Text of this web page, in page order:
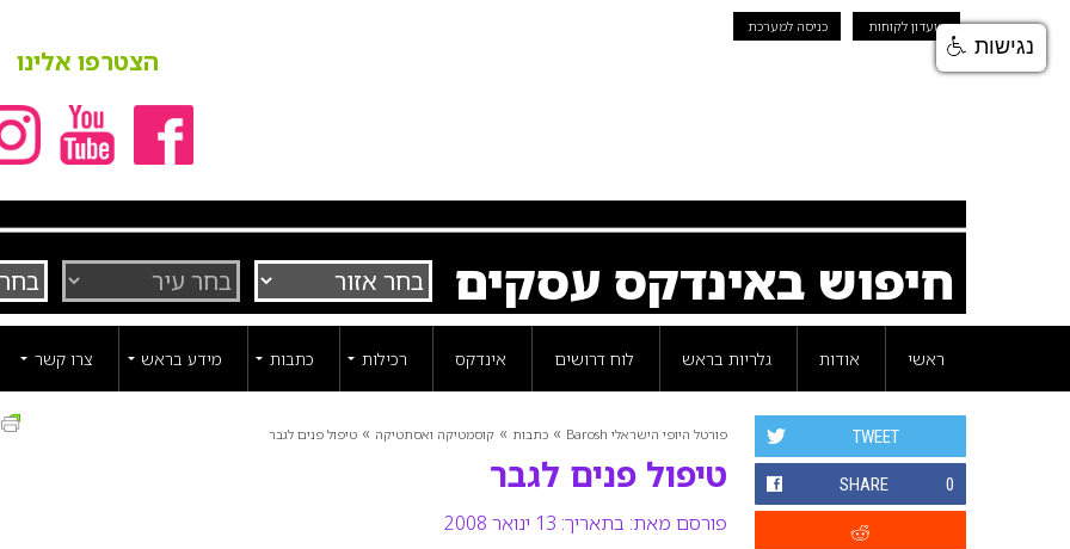
מועדון לקוחות כניסה למערכת
הצטרפו אלינו
חיפוש באינדקס עסקים
ראשי אודות גלריות בראש לוח דרושים אינדקס רכילות כתבות מידע בראש צרו קשר
פורטל היופי הישראלי Barosh » כתבות » קוסמטיקה ואסתטיקה » טיפול פנים לגבר
טיפול פנים לגבר
פורסם מאת: בתאריך: 13 ינואר 2008
TWEET
SHARE 0
נגישות